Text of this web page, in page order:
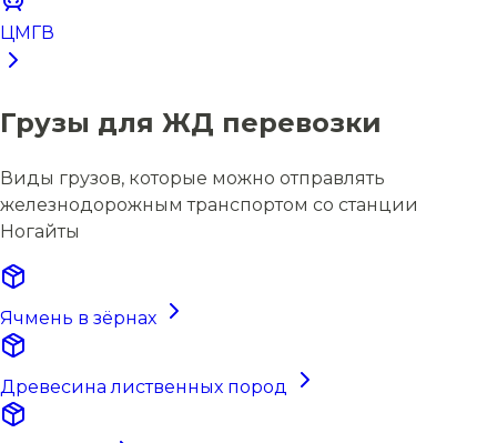
ЦМГВ
Грузы для ЖД перевозки
Виды грузов, которые можно отправлять
железнодорожным транспортом со станции
Ногайты
Ячмень в зёрнах
Древесина лиственных пород